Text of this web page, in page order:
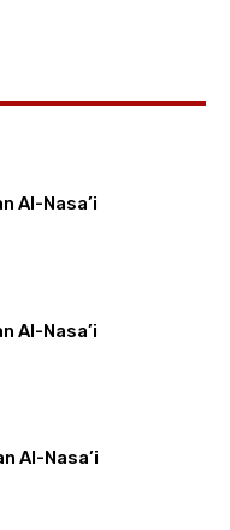
Al-Nasa’i
Al-Nasa’i
Al-Nasa’i